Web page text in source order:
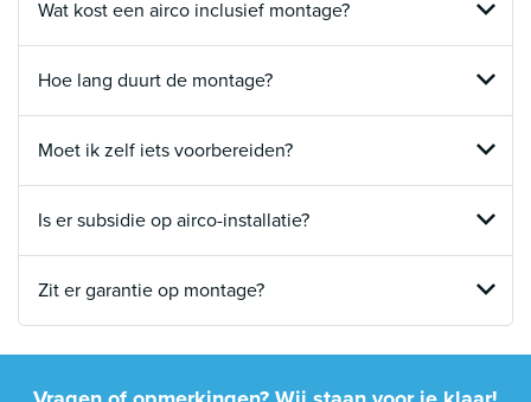
Wat kost een airco inclusief montage?
Hoe lang duurt de montage?
Moet ik zelf iets voorbereiden?
Is er subsidie op airco-installatie?
Zit er garantie op montage?